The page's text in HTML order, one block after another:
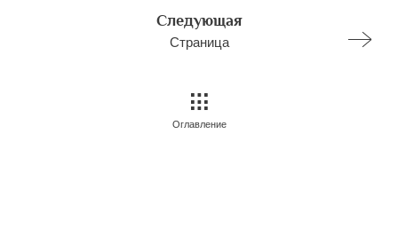
Следующая
Страница
Оглавление